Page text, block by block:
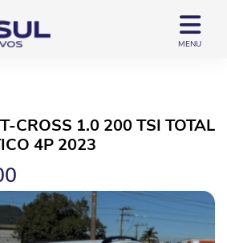
MENU
CROSS 1.0 200 TSI TOTAL
4P 2023